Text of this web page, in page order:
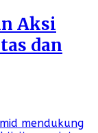
Aksi
dan